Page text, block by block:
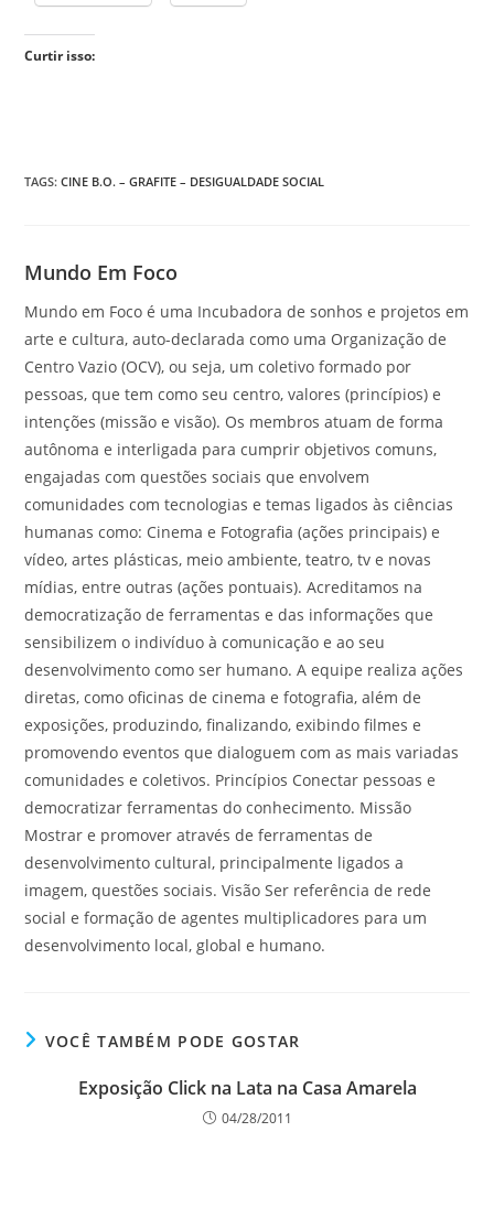
Curtir isso:
TAGS:CINE B.O. – GRAFITE – DESIGUALDADE SOCIAL
Mundo Em Foco
Mundo em Foco é uma Incubadora de sonhos e projetos em
arte e cultura, auto-declarada como uma Organização de
Centro Vazio (OCV), ou seja, um coletivo formado por
pessoas, que tem como seu centro, valores (princípios) e
intenções (missão e visão). Os membros atuam de forma
autônoma e interligada para cumprir objetivos comuns,
engajadas com questões sociais que envolvem
comunidades com tecnologias e temas ligados às ciências
humanas como: Cinema e Fotografia (ações principais) e
vídeo, artes plásticas, meio ambiente, teatro, tv e novas
mídias, entre outras (ações pontuais). Acreditamos na
democratização de ferramentas e das informações que
sensibilizem o indivíduo à comunicação e ao seu
desenvolvimento como ser humano. A equipe realiza ações
diretas, como oficinas de cinema e fotografia, além de
exposições, produzindo, finalizando, exibindo filmes e
promovendo eventos que dialoguem com as mais variadas
comunidades e coletivos. Princípios Conectar pessoas e
democratizar ferramentas do conhecimento. Missão
Mostrar e promover através de ferramentas de
desenvolvimento cultural, principalmente ligados a
imagem, questões sociais. Visão Ser referência de rede
social e formação de agentes multiplicadores para um
desenvolvimento local, global e humano.
VOCÊ TAMBÉM PODE GOSTAR
Exposição Click na Lata na Casa Amarela
04/28/2011